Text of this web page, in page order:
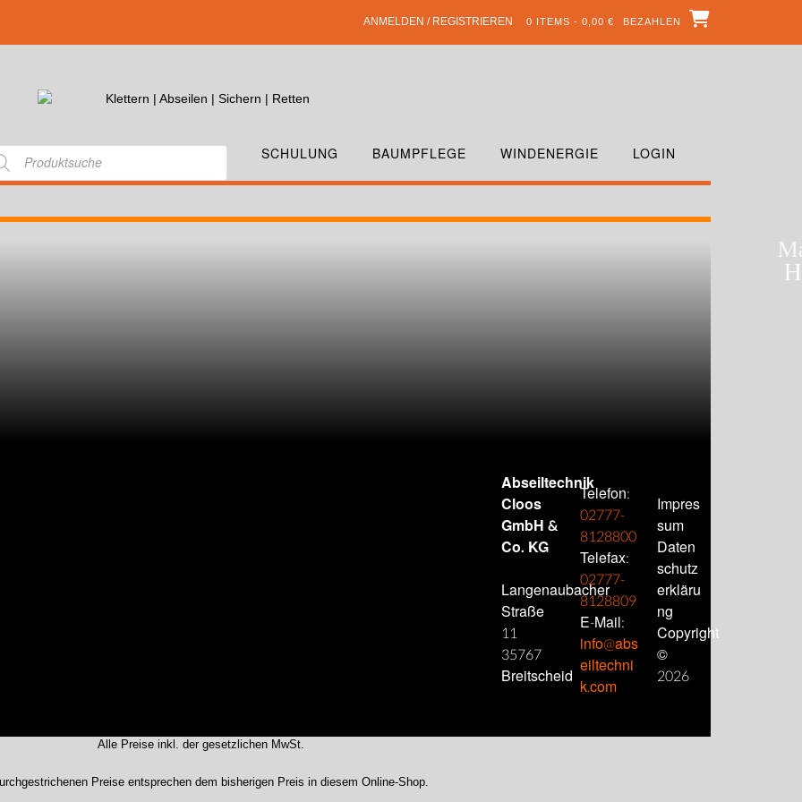
ANMELDEN / REGISTRIEREN 0 ITEMS - 0,00 € BEZAHLEN
SCHULUNG BAUMPFLEGE WINDENERGIE LOGIN
FREEBLAST.JPG_1
Abseiltechnik
Cloos
GmbH &
Co. KG
Langenaubacher
Straße
11
35767
Breitscheid
Telefon:
02777-
8128800
Telefax:
02777-
8128809
E-Mail:
info@abs
eiltechni
k.com
Impres
sum
Daten
schutz
erkläru
ng
Copyright
©
2026
Alle Preise inkl. der gesetzlichen MwSt.
Preise entsprechen dem bisherigen Preis in diesem Online-Shop.